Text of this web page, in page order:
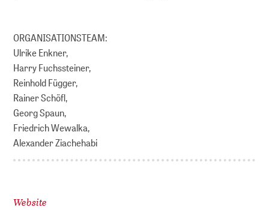
ORGANISATIONSTEAM:
Ulrike Enkner,
Harry Fuchssteiner,
Reinhold Függer,
Rainer Schöfl,
Georg Spaun,
Friedrich Wewalka,
Alexander Ziachehabi
Website